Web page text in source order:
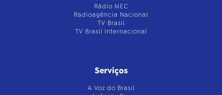
Rádio MEC
Radioagência Nacional
TV Brasil
TV Brasil Internacional
Serviços
A Voz do Brasil